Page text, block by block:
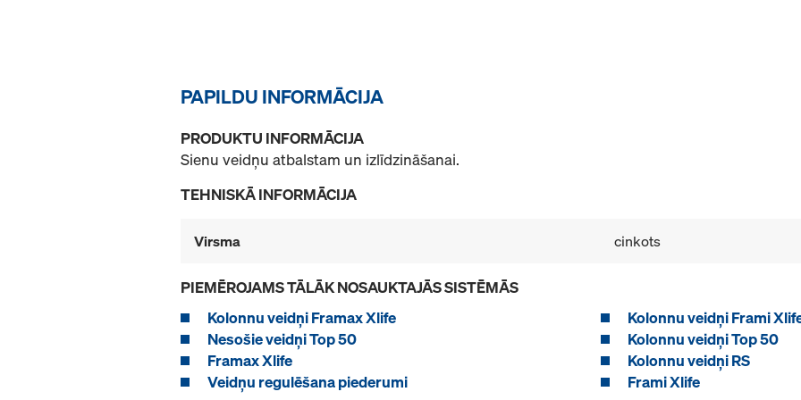
PAPILDU INFORMĀCIJA
PRODUKTU INFORMĀCIJA
Sienu veidņu atbalstam un izlīdzināšanai.
TEHNISKĀ INFORMĀCIJA
Virsma cinkots
PIEMĒROJAMS TĀLĀK NOSAUKTAJĀS SISTĒMĀS
Kolonnu veidņi Framax Xlife
Kolonnu veidņi Frami
Nesošie veidņi Top 50
Kolonnu veidņi Top 50
Framax Xlife
Kolonnu veidņi RS
Veidņu regulēšana piederumi
Frami Xlife